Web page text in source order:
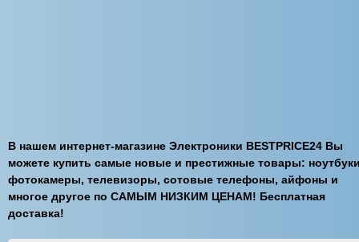
В нашем интернет-магазине Электроники BESTPRICE24 Вы
можете купить самые новые и престижные товары:
фотокамеры, телевизоры, сотовые телефоны, айфоны и
многое другое по САМЫМ НИЗКИМ ЦЕНАМ! Бесплатная
доставка!